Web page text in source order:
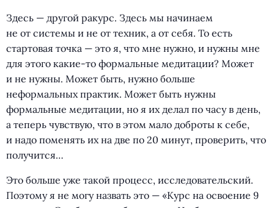
Здесь — другой ракурс. Здесь мы начинаем
не от системы и не от техник, а от себя. То есть
стартовая точка — это я, что мне нужно, и нужны мне
для этого какие-то формальные медитации? Может
и не нужны. Может быть, нужно больше
неформальных практик. Может быть нужны
формальные медитации, но я их делал по часу в день,
а теперь чувствую, что в этом мало доброты к себе,
и надо поменять их на две по 20 минут, проверить, что
получится…
Это больше уже такой процесс, исследовательский.
Поэтому я не могу назвать это — «Курс на освоение 9